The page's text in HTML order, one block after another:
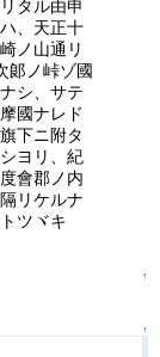
タル由申
、天正十
ノ山通リ
郞ノ峠ゾ國
シ、サテ
國ナレド
下ニ附タ
ヨリ、紀
會郡ノ内
リケルナ
ツヾキ
↑
↑